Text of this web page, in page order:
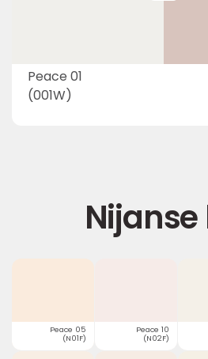
Peace 01
(001W)
Nijanse
Peace 05
(N01F)
Peace 10
(N02F)